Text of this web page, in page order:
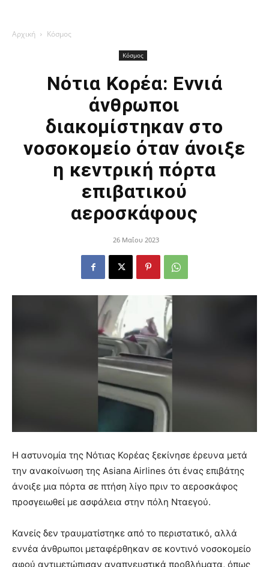
Αρχική Κόσμος
Κόσμος
Νότια Κορέα: Εννιά
άνθρωποι
διακομίστηκαν στο
νοσοκομείο όταν άνοιξε
η κεντρική πόρτα
επιβατικού
αεροσκάφους
26 Μαΐου 2023
Η αστυνομία της Νότιας Κορέας ξεκίνησε έρευνα μετά
την ανακοίνωση της Asiana Airlines ότι ένας επιβάτης
άνοιξε μια πόρτα σε πτήση λίγο πριν το αεροσκάφος
προσγειωθεί με ασφάλεια στην πόλη Νταεγού.
Κανείς δεν τραυματίστηκε από το περιστατικό, αλλά
εννέα άνθρωποι μεταφέρθηκαν σε κοντινό νοσοκομείο
αφού αντιμετώπισαν αναπνευστικά προβλήματα, όπως